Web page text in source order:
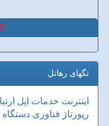
تگهای رهاتل
اینترنت خدمات اپل
رپورتاژ فناوری دستگاه